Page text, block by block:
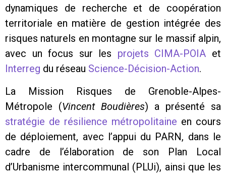
dynamiques de recherche et de coopération
territoriale en matière de gestion intégrée des
risques naturels en montagne sur le massif alpin,
avec un focus sur les projets CIMA-POIA et
Interreg du réseau Science-Décision-Action.
La Mission Risques de Grenoble-Alpes-
Métropole (Vincent Boudières) a présenté sa
stratégie de résilience métropolitaine en cours
de déploiement, avec l’appui du PARN, dans le
cadre de l’élaboration de son Plan Local
d’Urbanisme intercommunal (PLUi), ainsi que les